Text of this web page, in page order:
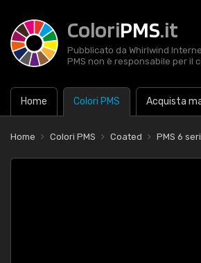
ColoriPMS.it
Pubblicato da Whirlwind
PMS non è responsabile per il
Home Colori PMS Acquista
Home Colori PMS Coated PMS 6